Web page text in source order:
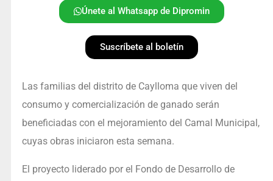
Únete al Whatsapp de Dipromin
Suscríbete al boletín
Las familias del distrito de Caylloma que viven del
consumo y comercialización de ganado serán
beneficiadas con el mejoramiento del Camal Municipal,
cuyas obras iniciaron esta semana.
El proyecto liderado por el Fondo de Desarrollo de